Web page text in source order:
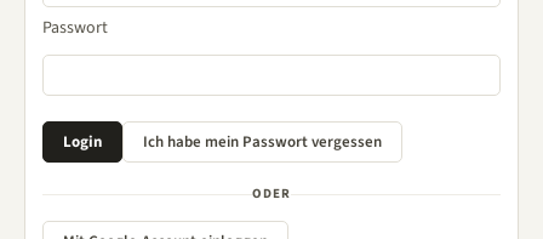
Passwort
ODER